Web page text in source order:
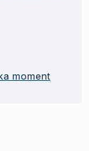
moment